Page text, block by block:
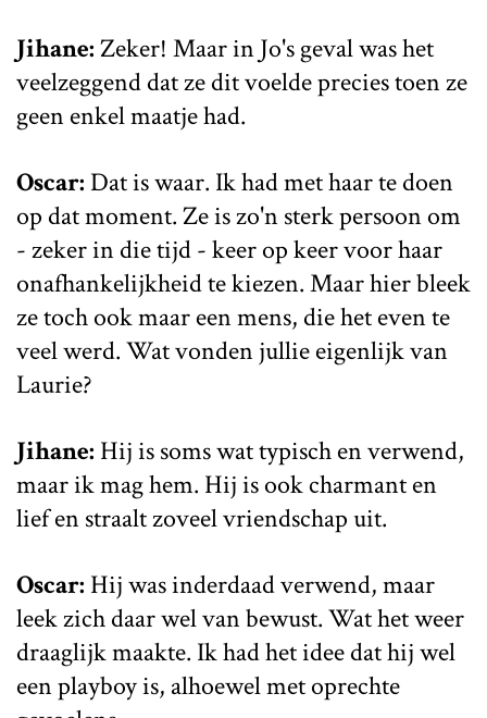
Jihane:Zeker! Maar in Jo's geval was het
veelzeggend dat ze dit voelde precies toen ze
geen enkel maatje had.
Oscar: Dat is waar. Ik had met haar te doen
op dat moment. Ze is zo'n sterk persoon om
- zeker in die tijd - keer op keer voor haar
onafhankelijkheid te kiezen. Maar hier bleek
ze toch ook maar een mens, die het even te
veel werd. Wat vonden jullie eigenlijk van
Laurie?
Jihane: Hij is soms wat typisch en verwend,
maar ik mag hem. Hij is ook charmant en
lief en straalt zoveel vriendschap uit.
Oscar: Hij was inderdaad verwend, maar
leek zich daar wel van bewust. Wat het weer
draaglijk maakte. Ik had het idee dat hij wel
een playboy is, alhoewel met oprechte